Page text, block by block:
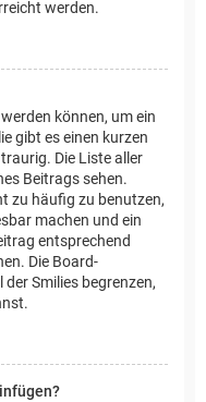
werden.
können, um ein
gibt es einen kurzen
Die Liste aller
Beitrags sehen.
zu häufig zu benutzen,
machen und ein
entsprechend
Die Board-
Smilies begrenzen,